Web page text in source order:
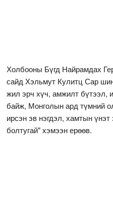
Холбооны Бүгд Найрамдах
сайд Хэльмут Кулитц Сар
жил эрч хүч, амжилт бүтээл,
байж, Монголын ард түмний
ирсэн эв нэгдэл, хамтын
болтугай" хэмээн ерөөв.